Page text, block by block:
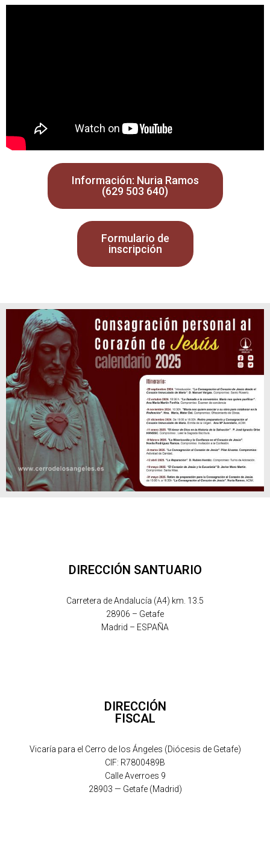
Información: Nuria Ramos
(629 503 640)
Formulario de
inscripción
DIRECCIÓN SANTUARIO
Carretera de Andalucía (A4) km. 13.5
28906 – Getafe
Madrid – ESPAÑA
DIRECCIÓN
FISCAL
Vicaría para el Cerro de los Ángeles (Diócesis de Getafe)
CIF: R7800489B
Calle Averroes 9
28903 — Getafe (Madrid)